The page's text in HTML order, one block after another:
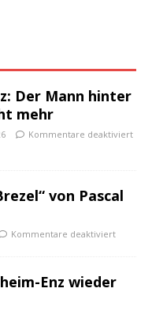
Der Mann hinter
mehr
Kommentare deaktiviert
von Pascal
Kommentare deaktiviert
Enz wieder